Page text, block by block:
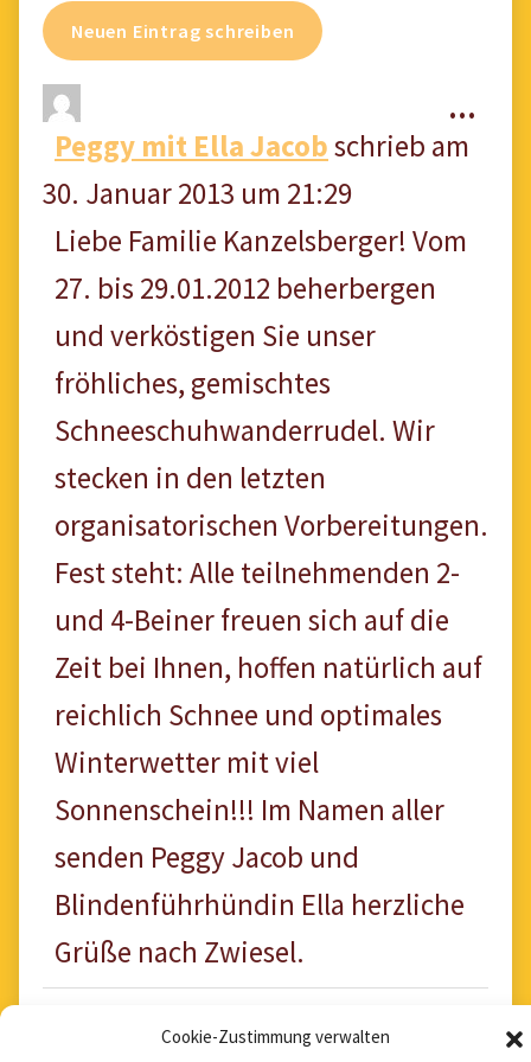
Cookie-Zustimmung verwalten
Peggy mit Ella Jacobschrieb am
30. Januar 2013 um 21:29
Liebe Familie Kanzelsberger! Vom
27. bis 29.01.2012 beherbergen
und verköstigen Sie unser
fröhliches, gemischtes
Schneeschuhwanderrudel. Wir
stecken in den letzten
organisatorischen Vorbereitungen.
Fest steht: Alle teilnehmenden 2-
und 4-Beiner freuen sich auf die
Zeit bei Ihnen, hoffen natürlich auf
reichlich Schnee und optimales
Winterwetter mit viel
Sonnenschein!!! Im Namen aller
senden Peggy Jacob und
Blindenführhündin Ella herzliche
Grüße nach Zwiesel.
...